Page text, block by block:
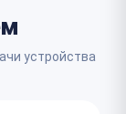
устройства